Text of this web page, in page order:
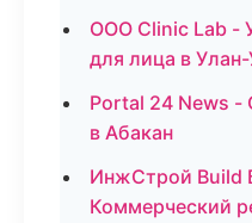
ООО Clinic Lab -
для лица в
Portal 24 News
в Абакан
ИнжСтрой Build
Коммерческий